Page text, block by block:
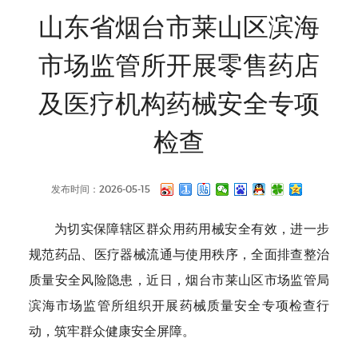
山东省烟台市莱山区滨海
市场监管所开展零售药店
及医疗机构药械安全专项
检查
发布时间：2026-05-15
为切实保障辖区群众用药用械安全有效，进一步
规范药品、医疗器械流通与使用秩序，全面排查整治
质量安全风险隐患，近日，烟台市莱山区市场监管局
滨海市场监管所组织开展药械质量安全专项检查行
动，筑牢群众健康安全屏障。